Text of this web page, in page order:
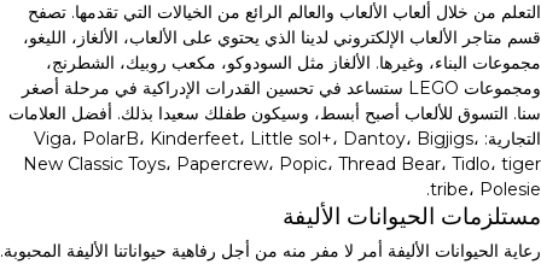
التعلم من خلال ألعاب الألعاب والعالم الرائع من الخيالات التي تقدمها. تصفح
قسم متاجر الألعاب الإلكتروني لدينا الذي يحتوي على الألعاب، الألغاز، الليغو،
مجموعات البناء، وغيرها. الألغاز مثل السودوكو، مكعب روبيك، الشطرنج،
ومجموعات LEGO ستساعد في تحسين القدرات الإدراكية في مرحلة أصغر
سنا. التسوق للألعاب أصبح أبسط، وسيكون طفلك سعيدا بذلك. أفضل العلامات
التجارية: Viga، PolarB، Kinderfeet، Little sol+، Dantoy، Bigjigs،
New Classic Toys، Papercrew، Popic، Thread Bear، Tidlo، tiger
tribe، Polesie.
مستلزمات الحيوانات الأليفة
رعاية الحيوانات الأليفة أمر لا مفر منه من أجل رفاهية حيواناتنا الأليفة المحبوبة.